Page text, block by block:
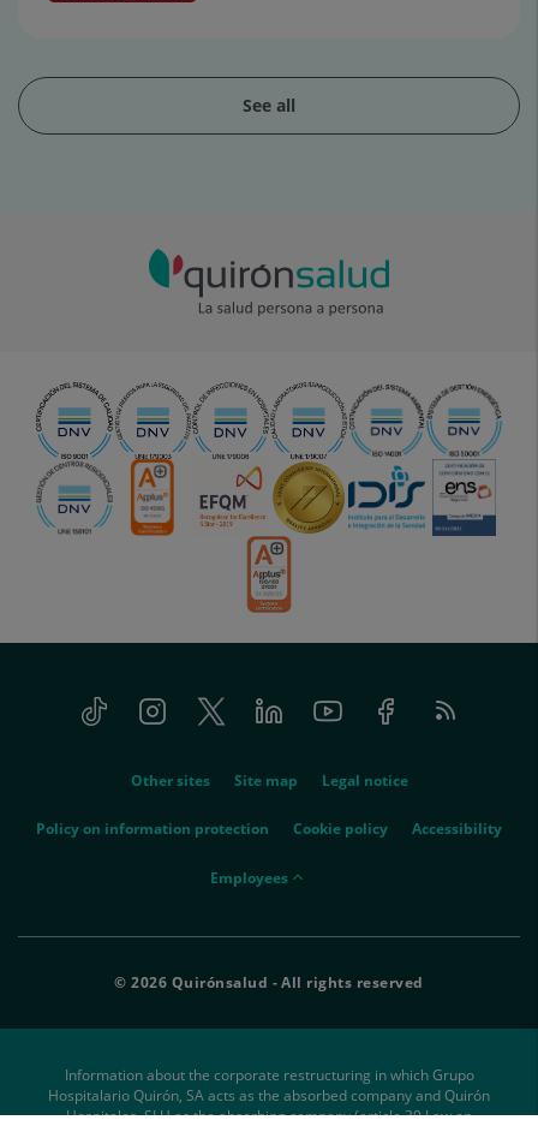
See all
Tiktok InstagramTwitter LinkedinYoutube FacebookFeed
RSS
Other sites Site map Legal notice
Policy on information protection Cookie policy Accessibility
empleados
Employees
© 2026 Quirónsalud - All rights reserved
Information about the corporate restructuring in which Grupo
Hospitalario Quirón, SA acts as the absorbed company and Quirón
Hospitales, SLU as the absorbing company (article 39 Law on